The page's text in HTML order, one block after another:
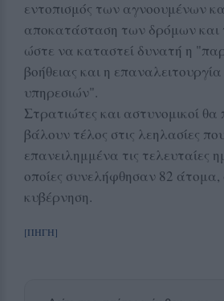
εντοπισμός των αγνοουμένων
αποκατάσταση των δρόμων
ώστε να καταστεί δυνατή η
βοήθειας και η
υπηρεσιών".
Στρατιώτες και αστυνομικοί θα
βάλουν τέλος στις λεηλασίες
επανειλημμένα τις τελευταίες
οποίες συνελήφθησαν 82
κυβέρνηση.
[ΠΗΓΗ]